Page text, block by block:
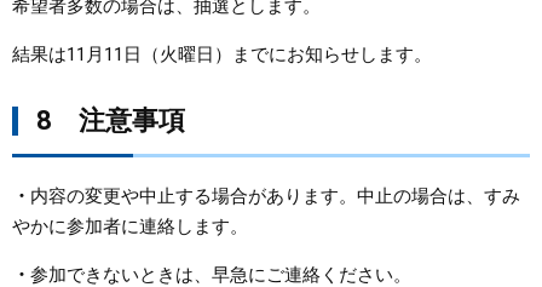
希望者多数の場合は、抽選とします。
結果は11月11日（火曜日）までにお知らせします。
8 注意事項
・ 内容の変更や中止する場合があります。中止の場合は、すみ
やかに参加者に連絡します。
・ 参加できないときは、早急にご連絡ください。